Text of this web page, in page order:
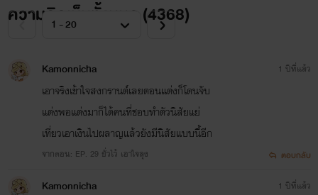
ความคิดเห็นทั้งหมด (4368)
Kamonnicha
เอาจริงเข้าใจสงกรานต์เลยตอนแต่งก็โดนจับ
แต่งพอแต่งมาก็ได้คนที่ชอบทำตัวนิสัยแย่
เที่ยวเอาเงินไปผลาญแล้วยังมีนิสัยแบบนี้อีก
จากตอน: EP. 29 ยั่วไว้ เอาใจลุง
1 ปีที่แล้ว
ตอบกลับ
Kamonnicha 1 ปีที่แล้ว